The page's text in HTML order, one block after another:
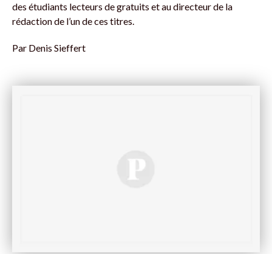
des étudiants lecteurs de gratuits et au directeur de la
rédaction de l’un de ces titres.
Par Denis Sieffert